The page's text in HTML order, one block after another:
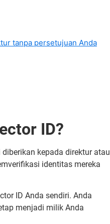
tanpa persetujuan Anda
ID?
kepada direktur atau
identitas mereka
ID Anda sendiri. Anda
menjadi milik Anda